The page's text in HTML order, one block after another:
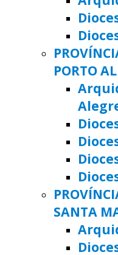
PORTO
SANTA